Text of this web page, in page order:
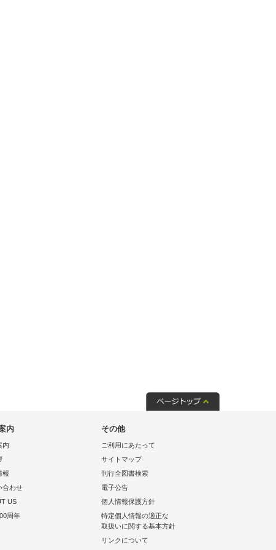
内
内
報
合わせ
US
周年
その他
ご利用にあたって
サイトマップ
刊行全図書検索
電子公告
個人情報保護方針
特定個人情報の適正な
取扱いに関する基本方針
リンクについて